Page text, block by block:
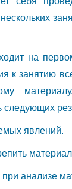
на
к занятию
следующих
явлений.
анализе